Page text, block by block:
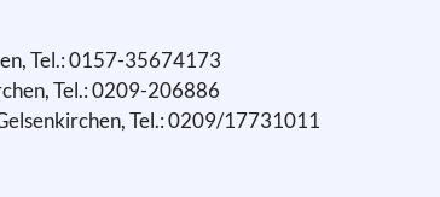
Tel.: 0157-35674173
Tel.: 0209-206886
Tel.: 0209/17731011